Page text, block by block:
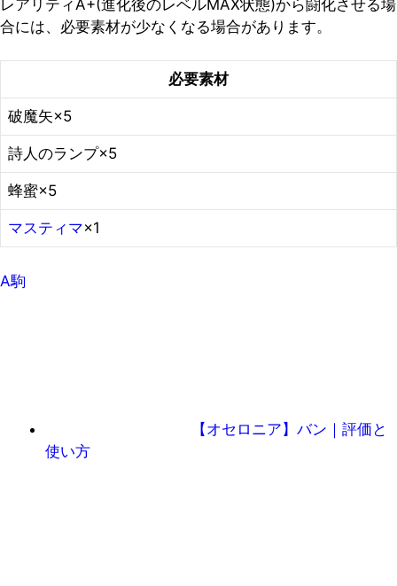
レアリティA+(進化後のレベルMAX状態)から闘化させる場
合には、必要素材が少なくなる場合があります。
必要素材
破魔矢×5
詩人のランプ×5
蜂蜜×5
マスティマ×1
A駒
【オセロニア】バン｜評価と
使い方